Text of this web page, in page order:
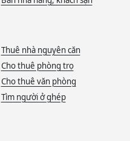
Thuê nhà nguyên căn
Cho thuê phòng trọ
Cho thuê văn phòng
Tìm người ở ghép